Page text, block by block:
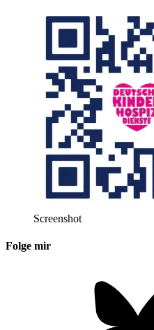
Screenshot
Folge mir